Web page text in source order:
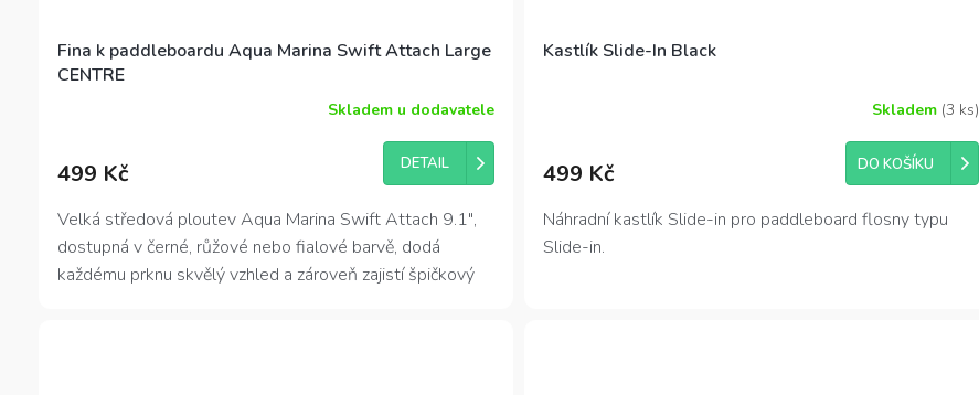
Fina k paddleboardu Aqua Marina Swift Attach Large
CENTRE
Skladem u dodavatele
499 Kč DETAIL
Velká středová ploutev Aqua Marina Swift Attach 9.1″,
dostupná v černé, růžové nebo fialové barvě, dodá
každému prknu skvělý vzhled a zároveň zajistí špičkový
Kastlík Slide-In Black
je
z
5
hvězdiček.
Skladem (3 ks)
499 Kč DO KOŠÍKU
Náhradní kastlík Slide-in pro paddleboard flosny typu
Slide-in.